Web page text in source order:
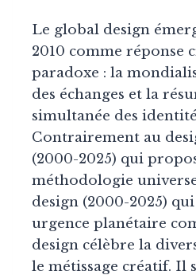
Le global design
2010 comme réponse
paradoxe : la
des échanges et la
simultanée des
Contrairement au
(2000-2025) qui
méthodologie
design (2000-2025)
urgence planétaire
design célèbre la
le métissage créatif. Il